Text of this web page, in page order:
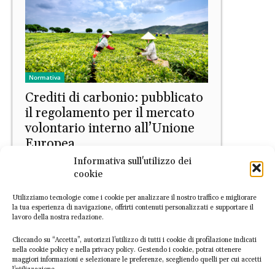
Informativa sull'utilizzo dei
cookie
Utilizziamo tecnologie come i cookie per analizzare il nostro traffico e migliorare
la tua esperienza di navigazione, offrirti contenuti personalizzati e supportare il
lavoro della nostra redazione.
Cliccando su “Accetta”, autorizzi l’utilizzo di tutti i cookie di profilazione indicati
nella cookie policy e nella privacy policy. Gestendo i cookie, potrai ottenere
maggiori informazioni e selezionare le preferenze, scegliendo quelli per cui accetti
Normativa
Crediti di carbonio: pubblicato
il regolamento per il mercato
volontario interno all’Unione
Europea
Carlotta Indiano - 3 Dicembre 2025